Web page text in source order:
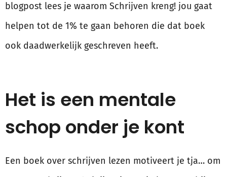
blogpost lees je waarom Schrijven kreng! jou gaat
helpen tot de 1% te gaan behoren die dat boek
ook daadwerkelijk geschreven heeft.
Het is een mentale
schop onder je kont
Een boek over schrijven lezen motiveert je tja… om